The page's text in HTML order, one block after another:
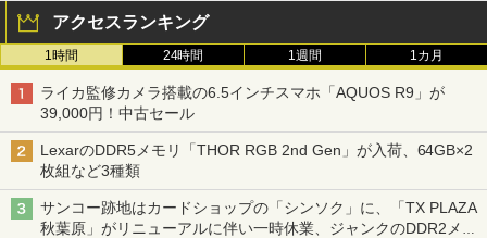
アクセスランキング
1時間 24時間 1週間 1カ月
ライカ監修カメラ搭載の6.5インチスマホ「AQUOS R9」が
39,000円！中古セール
LexarのDDR5メモリ「THOR RGB 2nd Gen」が入荷、64GB×2
枚組など3種類
サンコー跡地はカードショップの「シンソク」に、「TX PLAZA
秋葉原」がリニューアルに伴い一時休業、ジャンクのDDR2メモ